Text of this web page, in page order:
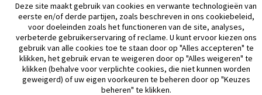
Verklaring inzake Dataverordening
Cookie Voorkeursinstellingen
© 2026 Abbott. Alle rechten voorbehouden. Libre, het vlinder logo, de vorm
van de sensor, de kleur geel en gerelateerde merkaanduidingen zijn
intellectueel eigendom van Abbott. iPhone en App Store zijn handelsmerken
van Apple Inc. Android en Google Play zijn handelsmerken van Google LLC.
Andere handelsmerken zijn het eigendom van hun respectievelijke
Deze site maakt gebruik van cookies en verwante technologieën van
eerste en/of derde partijen, zoals beschreven in ons cookiebeleid,
voor doeleinden zoals het functioneren van de site, analyses,
verbeterde gebruikerservaring of reclame. U kunt ervoor kiezen ons
gebruik van alle cookies toe te staan door op "Alles accepteren" te
klikken, het gebruik ervan te weigeren door op "Alles weigeren" te
klikken (behalve voor verplichte cookies, die niet kunnen worden
geweigerd) of uw eigen voorkeuren te beheren door op "Keuzes
beheren" te klikken.